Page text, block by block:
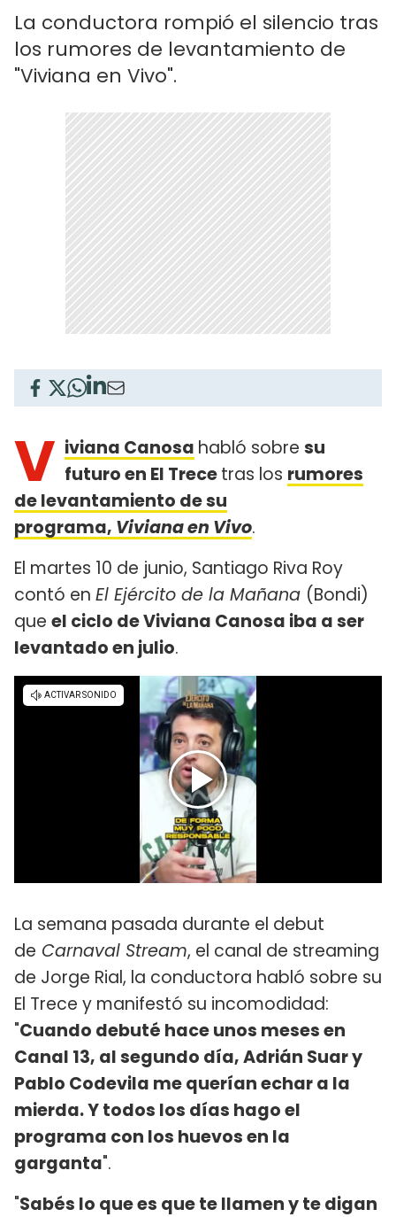
La conductora rompió el silencio tras
los rumores de levantamiento de
"Viviana en Vivo".
V iviana Canosa habló sobre su
futuro en El Trecetras los rumores
de levantamiento de su
programa, Viviana en Vivo.
El martes 10 de junio, Santiago Riva Roy
contó en El Ejército de la Mañana (Bondi)
que el ciclo de Viviana Canosa iba a ser
levantado en julio.
La semana pasada durante el debut
de Carnaval Stream, el canal de streaming
de Jorge Rial, la conductora habló sobre su
El Trece y manifestó su incomodidad:
"Cuando debuté hace unos meses en
Canal 13, al segundo día, Adrián Suar y
Pablo Codevila me querían echar a la
mierda. Y todos los días hago el
programa con los huevos en la
garganta".
"Sabés lo que es que te llamen y te digan